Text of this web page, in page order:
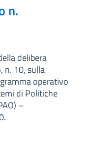
n.
delibera
n. 10, sulla
operativo
di Politiche
–